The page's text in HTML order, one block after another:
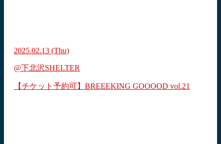
2025.02.13 (Thu)
@下北沢SHELTER
【チケット予約可】BREEEKING GOOOOD vol.21